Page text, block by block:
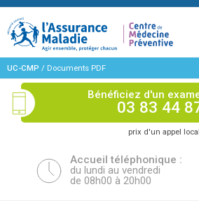
UC-CMP / Documents PDF
Bénéficiez d'un
03 83 44
prix d'un appel local
Accueil téléphonique :
du lundi au vendredi
de 08h00 à 20h00